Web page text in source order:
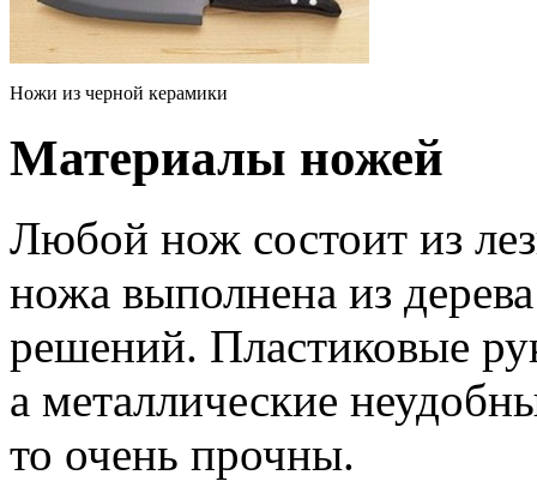
Ножи из черной керамики
Материалы ножей
Любой нож состоит из
ножа выполнена из
решений. Пластиковые
а металлические
то очень прочны.